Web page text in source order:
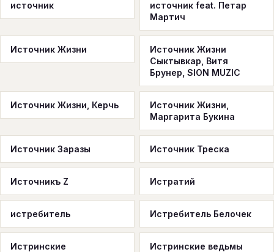
источник
источник feat. Петар
Мартич
Источник Жизни
Источник Жизни
Сыктывкар, Витя
Брунер, SION MUZIC
Источник Жизни, Керчь
Источник Жизни,
Маргарита Букина
Источник Заразы Источник Треска
Источникъ Z Истратий
истребитель Истребитель Белочек
Истринские Истринские ведьмы